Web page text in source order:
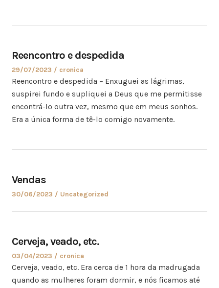
Reencontro e despedida
29/07/2023 cronica
Reencontro e despedida – Enxuguei as lágrimas,
suspirei fundo e supliquei a Deus que me permitisse
encontrá-lo outra vez, mesmo que em meus sonhos.
Era a única forma de tê-lo comigo novamente.
Vendas
30/06/2023 Uncategorized
Cerveja, veado, etc.
03/04/2023 cronica
Cerveja, veado, etc. Era cerca de 1 hora da madrugada
quando as mulheres foram dormir, e nós ficamos até